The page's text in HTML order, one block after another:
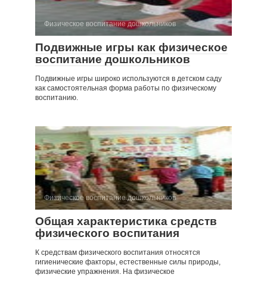
Физическое воспитание дошкольников
Подвижные игры как физическое
воспитание дошкольников
Подвижные игры широко используются в детском саду
как самостоятельная форма работы по физическому
воспитанию.
Физическое воспитание дошкольников
Общая характеристика средств
физического воспитания
К средствам физического воспитания относятся
гигиенические факторы, естественные силы природы,
физические упражнения. На физическое